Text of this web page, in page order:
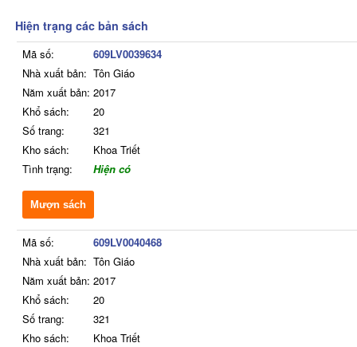
Hiện trạng các bản sách
Mã số:
609LV0039634
Nhà xuất bản: Tôn Giáo
Năm xuất bản: 2017
Khổ sách:
20
Số trang:
321
Kho sách:
Khoa Triết
Tình trạng:
Hiện có
Mượn sách
Mã số:
609LV0040468
Nhà xuất bản: Tôn Giáo
Năm xuất bản: 2017
Khổ sách:
20
Số trang:
321
Kho sách:
Khoa Triết